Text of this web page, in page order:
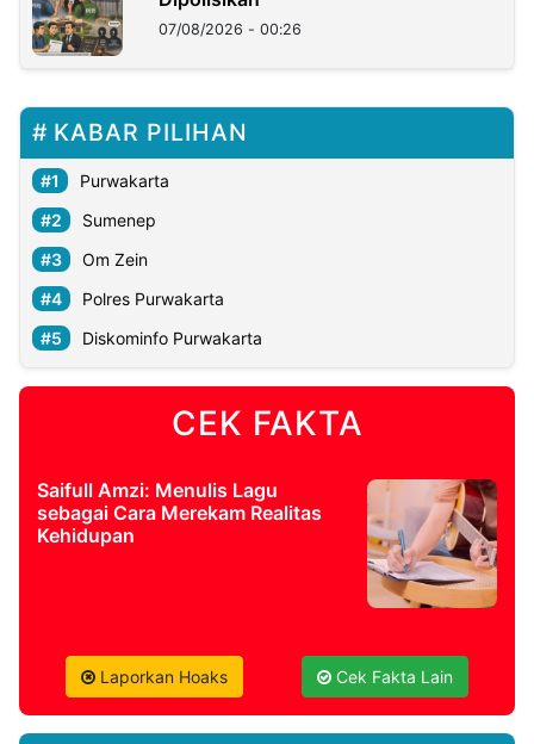
07/08/2026 - 00:26
KABAR PILIHAN
Purwakarta
Sumenep
Om Zein
Polres Purwakarta
Diskominfo Purwakarta
CEK FAKTA
Saifull Amzi: Menulis Lagu
sebagai Cara Merekam Realitas
Kehidupan
Laporkan Hoaks Cek Fakta Lain